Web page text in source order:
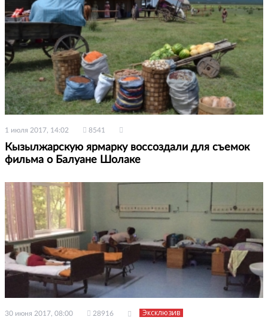
1 июля 2017, 14:02 8541
Кызылжарскую ярмарку воссоздали для съемок
фильма о Балуане Шолаке
30 июня 2017, 08:00 28916 Эксклюзив